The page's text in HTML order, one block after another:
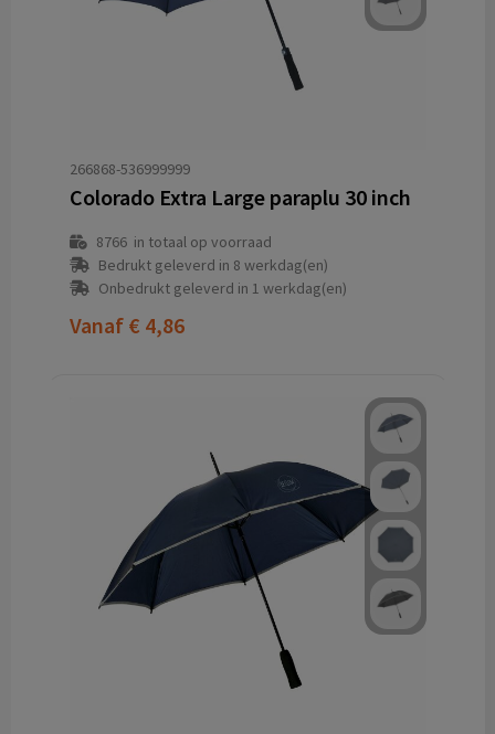
266868-536999999
Colorado Extra Large paraplu 30 inch
8766in totaal op voorraad
Bedrukt geleverd in 8 werkdag(en)
Onbedrukt geleverd in 1 werkdag(en)
Vanaf € 4,86